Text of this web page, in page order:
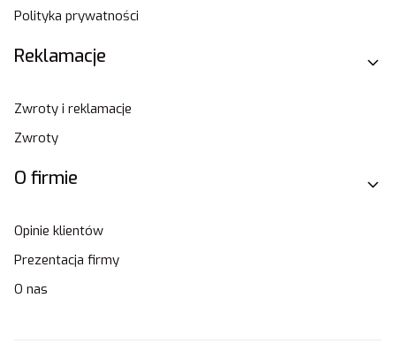
Polityka prywatności
Reklamacje
Zwroty i reklamacje
Zwroty
O firmie
Opinie klientów
Prezentacja firmy
O nas